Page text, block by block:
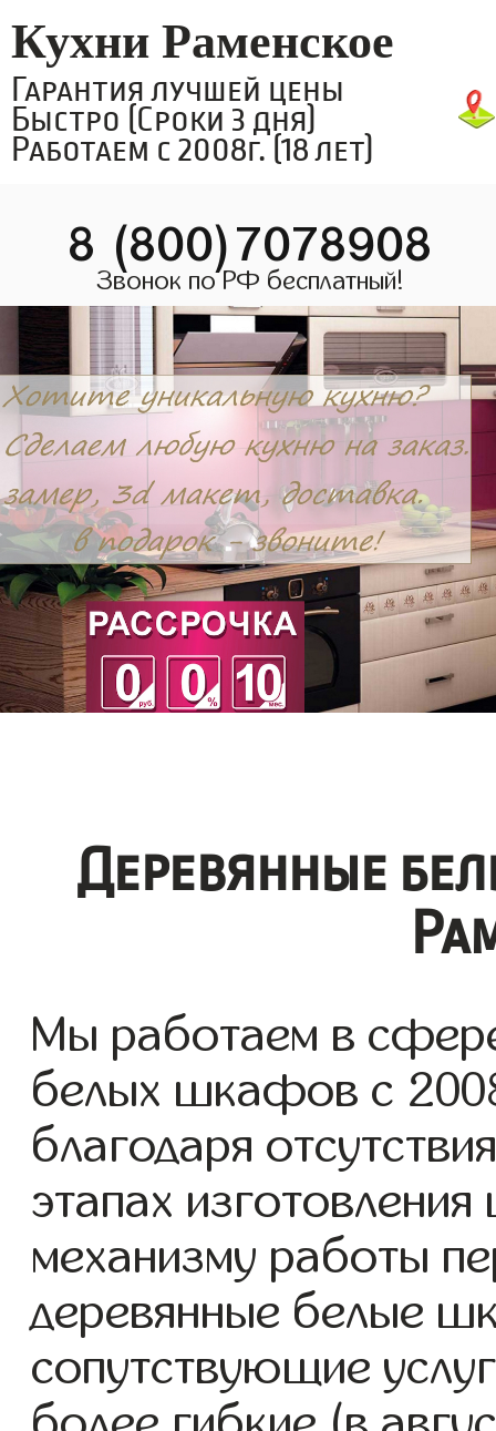
Кухни Раменское
Гарантия лучшей цены
Быстро (Сроки 3 дня)
Работаем с 2008г. (18 лет)
8 (800)7078908
Звонок по РФ бесплатный!
Деревянные
Мы работаем в
белых шкафов с
благодаря
этапах
механизму работы
деревянные белые
сопутствующие